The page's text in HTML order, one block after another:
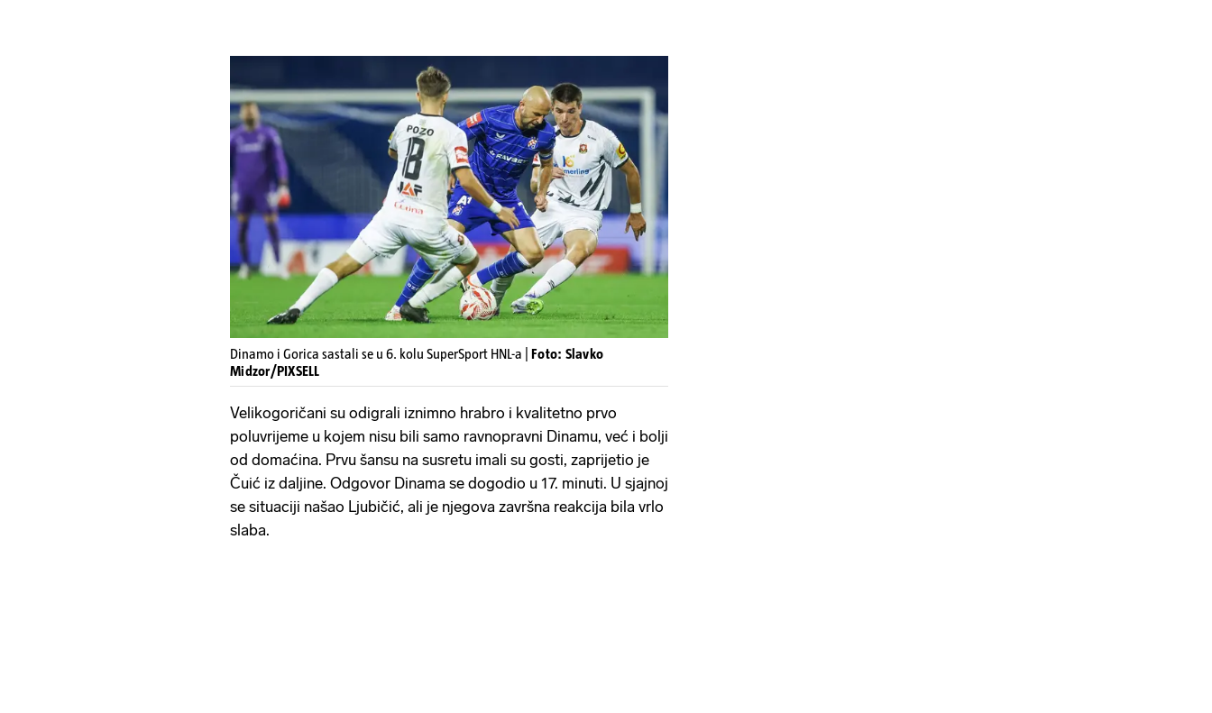
Dinamo i Gorica sastali se u 6. kolu SuperSport HNL-a | Foto: Slavko
Midzor/PIXSELL
Velikogoričani su odigrali iznimno hrabro i kvalitetno prvo
poluvrijeme u kojem nisu bili samo ravnopravni Dinamu, već i bolji
od domaćina. Prvu šansu na susretu imali su gosti, zaprijetio je
Čuić iz daljine. Odgovor Dinama se dogodio u 17. minuti. U sjajnoj
se situaciji našao Ljubičić, ali je njegova završna reakcija bila vrlo
slaba.